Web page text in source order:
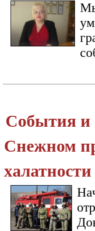
События и
Снежном
халатности